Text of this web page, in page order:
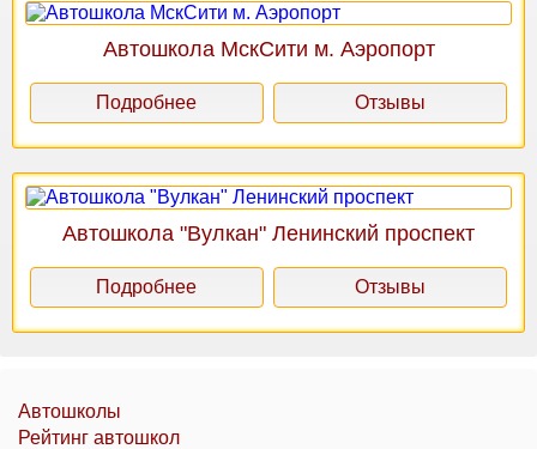
Автошкола МскСити м. Аэропорт
Подробнее Отзывы
Автошкола "Вулкан" Ленинский проспект
Подробнее Отзывы
Автошколы
Рейтинг автошкол